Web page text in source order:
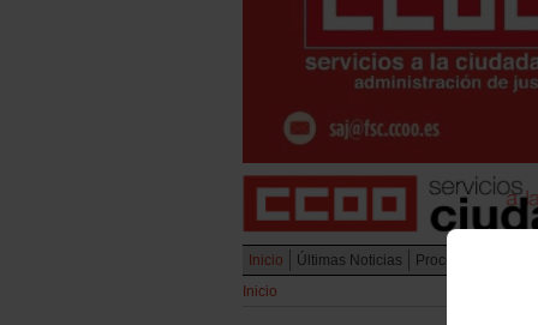
Inicio Últimas Noticias Procesos Selectivos
Inicio